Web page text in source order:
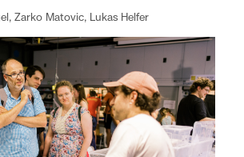
Zarko Matovic, Lukas Helfer